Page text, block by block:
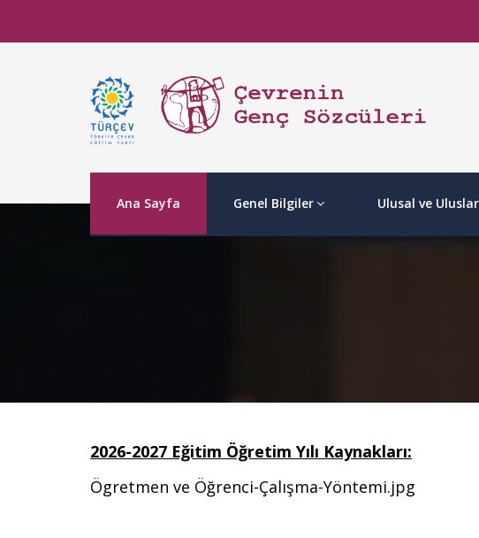
Ana Sayfa Genel Bilgiler Ulusal ve
2026-2027 Eğitim Öğretim Yılı Kaynakları:
Ögretmen ve Öğrenci-Çalışma-Yöntemi.jpg